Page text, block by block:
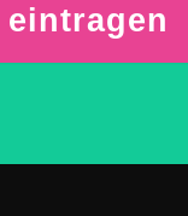
eintragen